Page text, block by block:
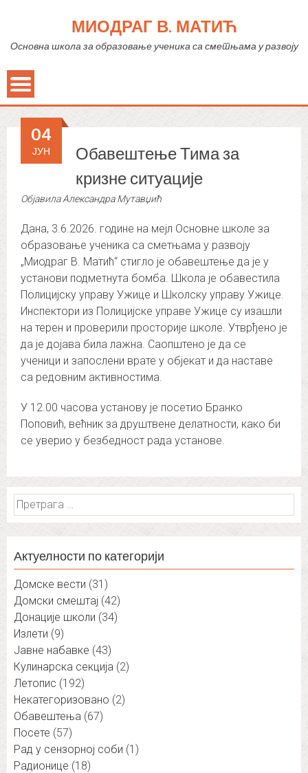
МИОДРАГ В. МАТИЋ
Основна школа за образовање ученика са сметњама у развоју
Обавештење Тима за
кризне ситуације
04
ЈУН
ОбјавилаАлександра Мутавџић
Дана, 3.6.2026. године на мејл Основне школе за
образовање ученика са сметњама у развоју
„Миодраг В. Матић“ стигло је обавештење да је у
установи подметнута бомба. Школа је обавестила
Полицијску управу Ужице и Школску управу Ужице.
Инспектори из Полицијске управе Ужице су изашли
на терен и проверили просторије школе. Утврђено је
да је дојава била лажна. Саопштено је да се
ученици и запослени врате у објекат и да наставе
са редовним активностима.
У 12.00 часова установу је посетио Бранко
Поповић, већник за друштвене делатности, како би
се уверио у безбедност рада установе.
Претрага
за:
Актуелности по категорији
Домске вести (31)
Домски смештај (42)
Донације школи (34)
Излети (9)
Јавне набавке (43)
Кулинарска секција (2)
Летопис (192)
Некатегоризовано (2)
Обавештења (67)
Посете (57)
Рад у сензорној соби (1)
Радионице (18)